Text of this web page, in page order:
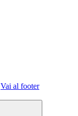
Vai al footer